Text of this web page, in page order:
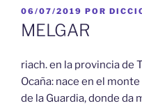
PUBLICADO
EL
06/07/2019 POR
MELGAR
riach. en la provincia de
Ocaña: nace en el
de la Guardia, donde da